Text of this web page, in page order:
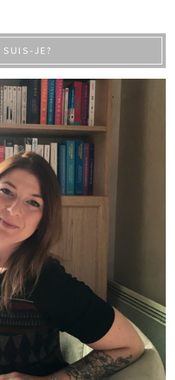
SUIS-JE?